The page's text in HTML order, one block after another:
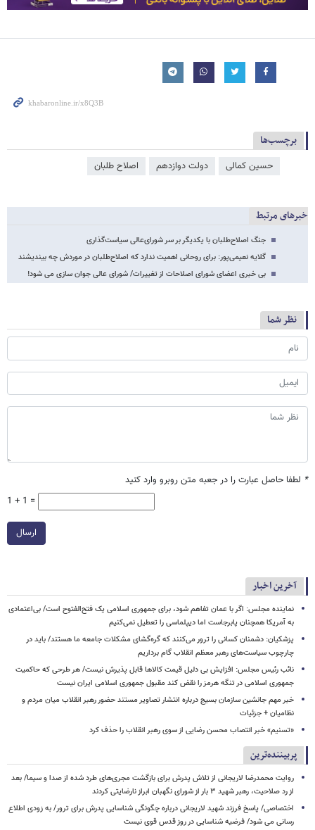
برچسب‌ها
حسین کمالی دولت دوازدهم اصلاح طلبان
خبرهای مرتبط
جنگ اصلاح‌طلبان با یکدیگر بر سر شورای‌عالی سیاست‌گذاری
گلایه نعیمی‌پور: برای روحانی اهمیت ندارد که اصلاح‌طلبان در موردش چه بیندیشند
بی خبری اعضای شورای اصلاحات از تغییرات/ شورای عالی جوان سازی می شود!
نظر شما
* لطفا حاصل عبارت را در جعبه متن روبرو وارد کنید
1 + 1 =
ارسال
آخرین اخبار
نماینده مجلس: اگر با عمان تفاهم شود، برای جمهوری اسلامی یک فتح‌الفتوح است/ بی‌اعتمادی
به آمریکا همچنان پابرجاست اما دیپلماسی را تعطیل نمی‌کنیم
پزشکیان: دشمنان کسانی را ترور می‌کنند که گره‌گشای مشکلات جامعه ما هستند/ باید در
چارچوب سیاست‌های رهبر معظم انقلاب گام برداریم
نائب رئیس مجلس: افزایش بی دلیل قیمت کالاها قابل پذیرش نیست/ هر طرحی که حاکمیت
جمهوری اسلامی در تنگه هرمز را نقض کند مقبول جمهوری اسلامی ایران نیست
خبر مهم جانشین سازمان بسیج درباره انتشار تصاویر مستند حضور رهبر انقلاب میان مردم و
نظامیان + جزئیات
«تسنیم» خبر انتصاب محسن رضایی از سوی رهبر انقلاب را حذف کرد
پربیننده‌ترین
روایت محمدرضا لاریجانی از تلاش پدرش برای بازگشت مجری‌های طرد شده از صدا و سیما/ بعد
از رد صلاحیت، رهبر شهید ۳ بار از شورای نگهبان ابراز نارضایتی کردند
اختصاصی/ پاسخ فرزند شهید لاریجانی درباره چگونگی شناسایی پدرش برای ترور/ به زودی اطلاع
رسانی می شود/ فرضیه شناسایی در روز قدس قوی نیست